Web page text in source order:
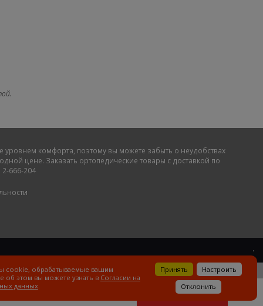
на сумму 0
комфорта, поэтому вы можете забыть о неудобствах
цене. Заказать ортопедические товары с доставкой по
666-204
.
cookie, обрабатываемые вашим
об этом вы можете узнать в Согласии на
данных.
Принять
Настроить
Отклонить